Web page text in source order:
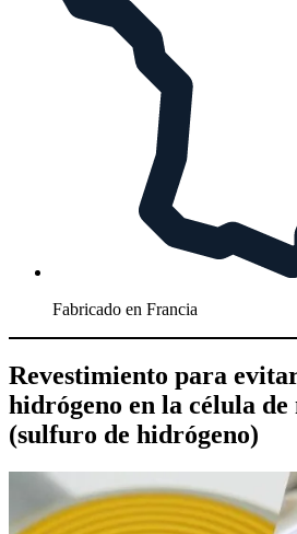
Fabricado en Francia
Revestimiento para
hidrógeno en la célula de
(sulfuro de hidrógeno)